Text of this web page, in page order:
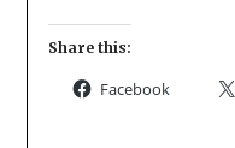
Share this:
Facebook